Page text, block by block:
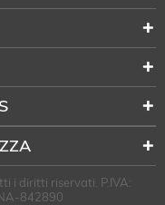
i diritti riservati. P.IVA:
842890